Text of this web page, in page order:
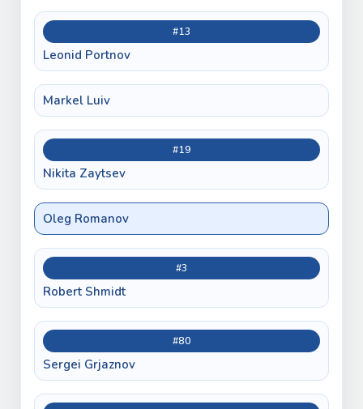
#13
Leonid Portnov
Markel Luiv
#19
Nikita Zaytsev
Oleg Romanov
#3
Robert Shmidt
#80
Sergei Grjaznov